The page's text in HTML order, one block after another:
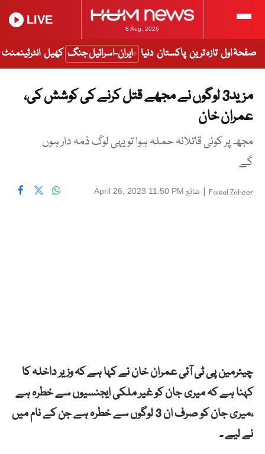
8 Aug, 2026
LIVE
صفحۂ اول تازہ ترین پاکستان دنیا ایران-اسرائیل جنگ کھیل انٹرٹینمنٹ
مزید3 لوگوں نے مجھے قتل کرنے کی کوشش کی،
عمران خان
مجھ پر کوئی قاتلانہ حملہ ہوا تو یہی لوگ ذمہ دار ہوں
گے
Faisal Zaheer
| شائع April 26, 2023 11:50 PM
چیئرمین پی ٹی آئی عمران خان نے کہا ہے کہ وزیر داخلہ کا
کہنا ہے کہ میری جان کو غیر ملکی ایجنسیوں سے خطرہ ہے
،میری جان کو صرف ان 3 لوگوں سے خطرہ ہے جن کے نام میں
نے لیے ۔